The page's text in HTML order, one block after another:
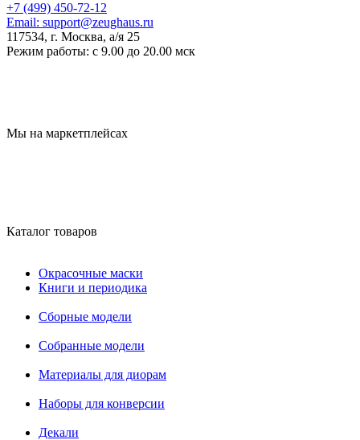
+7 (499) 450-72-12
Email: support@zeughaus.ru
117534, г. Москва, а/я 25
Режим работы: с 9.00 до 20.00 мск
Мы на маркетплейсах
Каталог товаров
Окрасочные маски
Книги и периодика
Сборные модели
Собранные модели
Материалы для диорам
Наборы для конверсии
Декали